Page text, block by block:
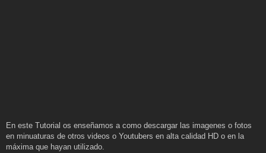
En este Tutorial os enseñamos a como descargar las imagenes o fotos
en minuaturas de otros videos o Youtubers en alta calidad HD o en la
máxima que hayan utilizado.